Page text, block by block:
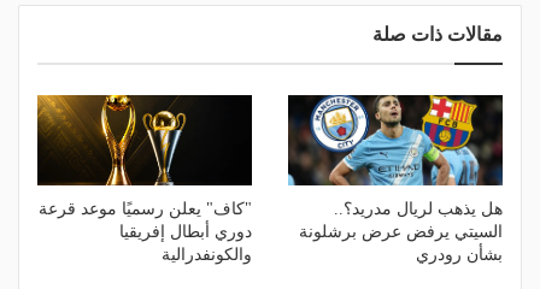
مقالات ذات صلة
هل يذهب لريال مدريد؟..
السيتي يرفض عرض برشلونة
بشأن رودري
"كاف" يعلن رسميًا موعد قرعة
دوري أبطال إفريقيا
والكونفدرالية